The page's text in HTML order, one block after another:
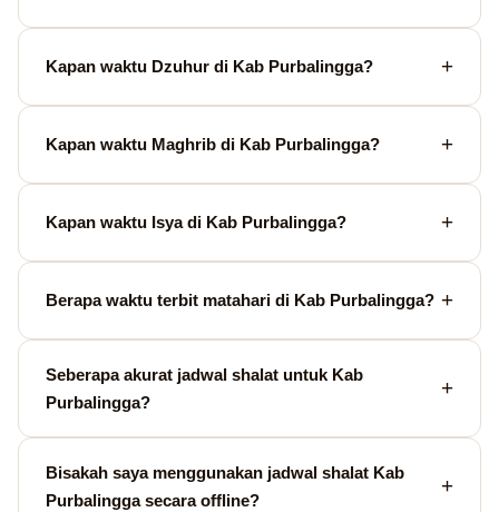
Kapan waktu Dzuhur di Kab Purbalingga?
Kapan waktu Maghrib di Kab Purbalingga?
Kapan waktu Isya di Kab Purbalingga?
Berapa waktu terbit matahari di Kab Purbalingga?
Seberapa akurat jadwal shalat untuk Kab
Purbalingga?
Bisakah saya menggunakan jadwal shalat Kab
Purbalingga secara offline?